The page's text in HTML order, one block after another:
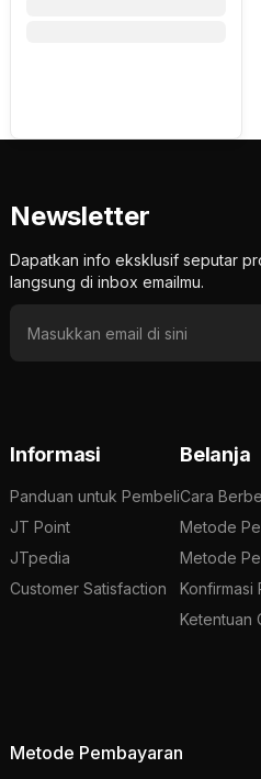
Newsletter
Dapatkan info eksklusif seputar
langsung di inbox emailmu.
Informasi
Panduan untuk Pembeli
JT Point
JTpedia
Customer Satisfaction
Belanja
Cara
Metode
Metode
Konfirmasi
Ketentuan
Metode Pembayaran